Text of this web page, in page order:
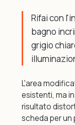
Rifai con
bagno
grigio
L'area
esistenti, ma
risultato
scheda per un